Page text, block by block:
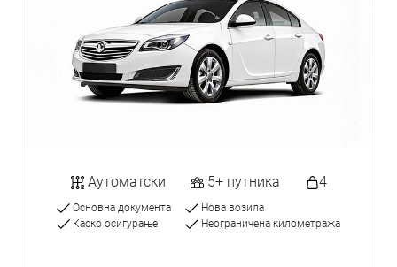
Аутоматски 5+ путника 4
Основна документа
Каско осигурање
Нова возила
Неограничена километража